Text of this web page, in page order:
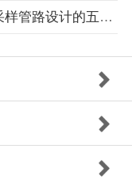
下一篇 : 氧浓度传感器安装位置与采样管路设计的五大原则？